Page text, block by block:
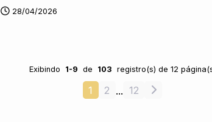
28/04/2026
Exibindo 1-9 de 103 registro(s) de 12
1 2 ... 12